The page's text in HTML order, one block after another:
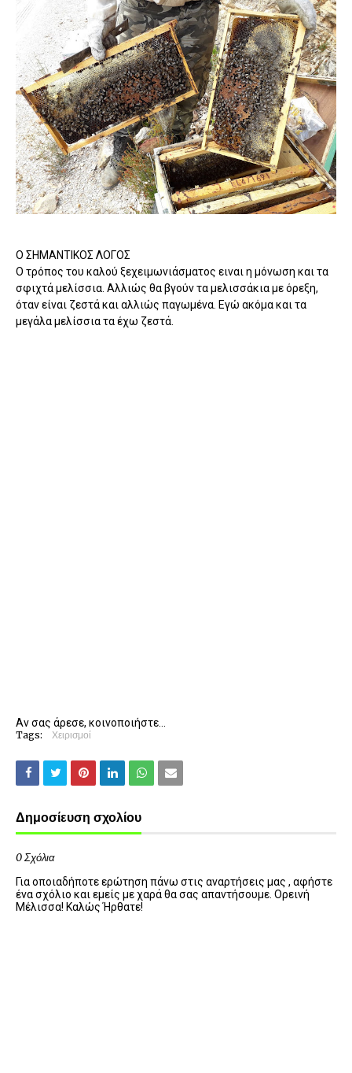
Ο ΣΗΜΑΝΤΙΚΟΣ ΛΟΓΟΣ
Ο τρόπος του καλού ξεχειμωνιάσματος ειναι η μόνωση και τα
σφιχτά μελίσσια. Αλλιώς θα βγούν τα μελισσάκια με όρεξη,
όταν είναι ζεστά και αλλιώς παγωμένα. Εγώ ακόμα και τα
μεγάλα μελίσσια τα έχω ζεστά.
Αν σας άρεσε, κοινοποιήστε...
Tags: Χειρισμοί
Δημοσίευση σχολίου
0 Σχόλια
Για οποιαδήποτε ερώτηση πάνω στις αναρτήσεις μας , αφήστε
ένα σχόλιο και εμείς με χαρά θα σας απαντήσουμε. Ορεινή
Μέλισσα! Καλώς Ήρθατε!